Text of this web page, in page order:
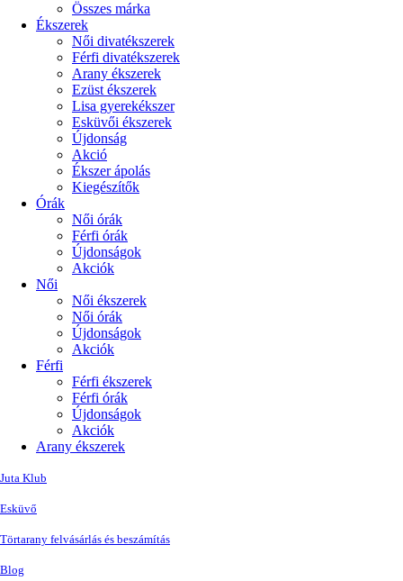
Összes márka
Ékszerek
Női divatékszerek
Férfi divatékszerek
Arany ékszerek
Ezüst ékszerek
Lisa gyerekékszer
Esküvői ékszerek
Újdonság
Akció
Ékszer ápolás
Kiegészítők
Órák
Női órák
Férfi órák
Újdonságok
Akciók
Női
Női ékszerek
Női órák
Újdonságok
Akciók
Férfi
Férfi ékszerek
Férfi órák
Újdonságok
Akciók
Arany ékszerek
Juta Klub
Esküvő
Törtarany felvásárlás és beszámítás
Blog